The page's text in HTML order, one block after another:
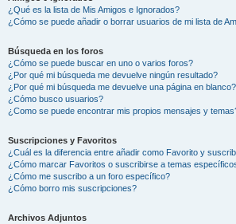
¿Qué es la lista de Mis Amigos e Ignorados?
¿Cómo se puede añadir o borrar usuarios de mi lista de
Búsqueda en los foros
¿Cómo se puede buscar en uno o varios foros?
¿Por qué mi búsqueda me devuelve ningún resultado?
¿Por qué mi búsqueda me devuelve una página en blanco?
¿Cómo busco usuarios?
¿Como se puede encontrar mis propios mensajes y
Suscripciones y Favoritos
¿Cuál es la diferencia entre añadir como Favorito y
¿Cómo marcar Favoritos o suscribirse a temas
¿Cómo me suscribo a un foro específico?
¿Cómo borro mis suscripciones?
Archivos Adjuntos